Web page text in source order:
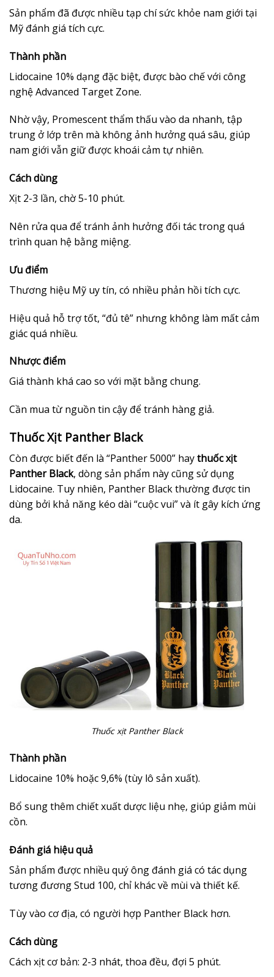
Sản phẩm đã được nhiều tạp chí sức khỏe nam giới tại
Mỹ đánh giá tích cực.
Thành phần
Lidocaine 10% dạng đặc biệt, được bào chế với công
nghệ Advanced Target Zone.
Nhờ vậy, Promescent thẩm thấu vào da nhanh, tập
trung ở lớp trên mà không ảnh hưởng quá sâu, giúp
nam giới vẫn giữ được khoái cảm tự nhiên.
Cách dùng
Xịt 2-3 lần, chờ 5-10 phút.
Nên rửa qua để tránh ảnh hưởng đối tác trong quá
trình quan hệ bằng miệng.
Ưu điểm
Thương hiệu Mỹ uy tín, có nhiều phản hồi tích cực.
Hiệu quả hỗ trợ tốt, “đủ tê” nhưng không làm mất cảm
giác quá nhiều.
Nhược điểm
Giá thành khá cao so với mặt bằng chung.
Cần mua từ nguồn tin cậy để tránh hàng giả.
Thuốc Xịt Panther Black
Còn được biết đến là “Panther 5000” haythuốc xịt
Panther Black, dòng sản phẩm này cũng sử dụng
Lidocaine. Tuy nhiên, Panther Black thường được tin
dùng bởi khả năng kéo dài “cuộc vui” và ít gây kích ứng
da.
Thuốc xịt Panther Black
Thành phần
Lidocaine 10% hoặc 9,6% (tùy lô sản xuất).
Bổ sung thêm chiết xuất dược liệu nhẹ, giúp giảm mùi
cồn.
Đánh giá hiệu quả
Sản phẩm được nhiều quý ông đánh giá có tác dụng
tương đương Stud 100, chỉ khác về mùi và thiết kế.
Tùy vào cơ địa, có người hợp Panther Black hơn.
Cách dùng
Cách xịt cơ bản: 2-3 nhát, thoa đều, đợi 5 phút.